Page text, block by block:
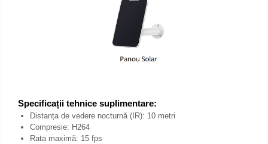
Specificații tehnice suplimentare:
Distanța de vedere nocturnă (IR): 10 metri
Compresie: H264
Rata maximă: 15 fps